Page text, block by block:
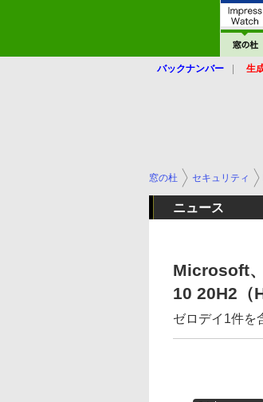
バックナンバー 生
窓の杜 セキュリティ
ニュース
Microsoft
10 20H2（
ゼロデイ1件を